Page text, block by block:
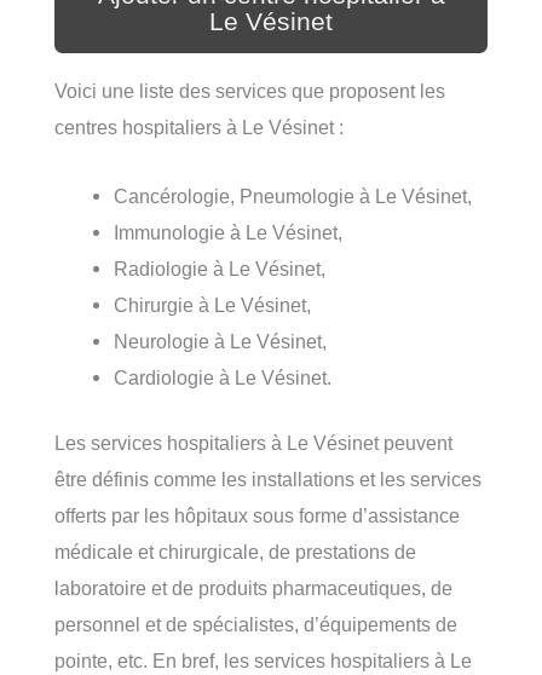
Le Vésinet
Voici une liste des services que proposent les
centres hospitaliers à Le Vésinet :
Cancérologie, Pneumologie à Le Vésinet,
Immunologie à Le Vésinet,
Radiologie à Le Vésinet,
Chirurgie à Le Vésinet,
Neurologie à Le Vésinet,
Cardiologie à Le Vésinet.
Les services hospitaliers à Le Vésinet peuvent
être définis comme les installations et les services
offerts par les hôpitaux sous forme d’assistance
médicale et chirurgicale, de prestations de
laboratoire et de produits pharmaceutiques, de
personnel et de spécialistes, d’équipements de
pointe, etc. En bref, les services hospitaliers à Le